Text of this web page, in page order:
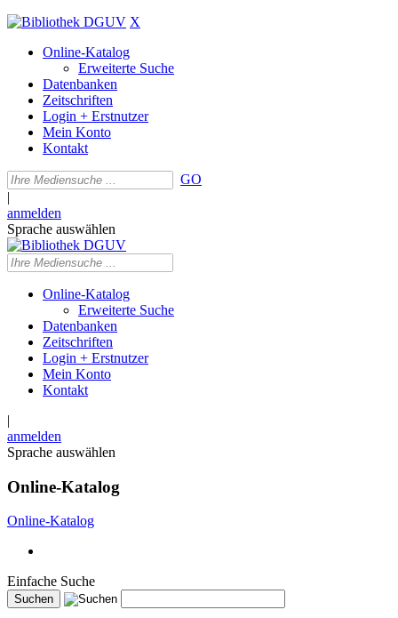
X
Online-Katalog
Erweiterte Suche
Datenbanken
Zeitschriften
Login + Erstnutzer
Mein Konto
Kontakt
GO
|
anmelden
Sprache auswählen
Online-Katalog
Erweiterte Suche
Datenbanken
Zeitschriften
Login + Erstnutzer
Mein Konto
Kontakt
|
anmelden
Sprache auswählen
Online-Katalog
Online-Katalog
Einfache Suche